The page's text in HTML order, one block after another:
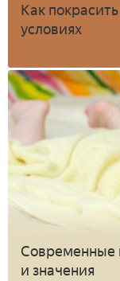
Как
условиях
Современные
и значения